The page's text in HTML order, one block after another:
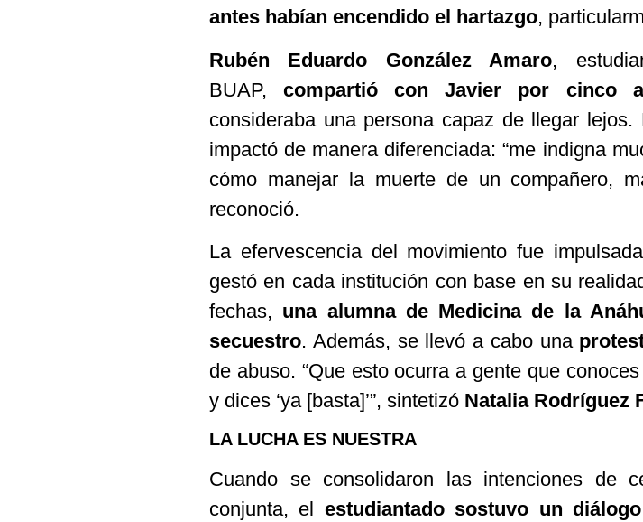
antes habían encendido el hartazgo,
Rubén Eduardo González Amaro,
BUAP,compartió con Javier por cinco
consideraba una persona capaz de llegar
impactó de manera diferenciada: “me indigna
cómo manejar la muerte de un compañero,
reconoció.
La efervescencia del movimiento fue
gestó en cada institución con base en su
fechas, una alumna de Medicina de la
secuestro. Además, se llevó a cabo una
de abuso. “Que esto ocurra a gente que
y dices ‘ya [basta]’”, sintetizó Natalia Rodríguez
LA LUCHA ES NUESTRA
Cuando se consolidaron las intenciones de
conjunta, el estudiantado sostuvo un